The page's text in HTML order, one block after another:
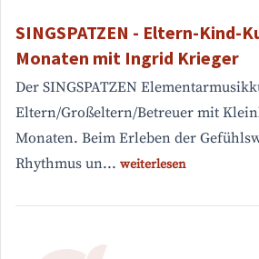
SINGSPATZEN - Eltern-Kind-
Monaten mit Ingrid Krieger
Der SINGSPATZEN
Eltern/Großeltern/Betreuer mit
Monaten. Beim Erleben der
Rhythmus un... weiterlesen